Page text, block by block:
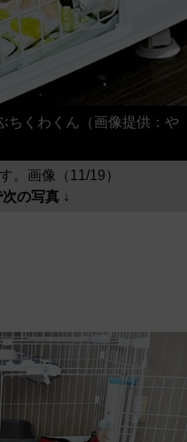
ちくわくん（画像提供：や
。画像（11/19）
の写真 ↓